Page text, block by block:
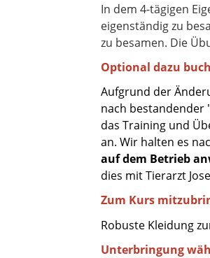
In dem 4-tägigen
eigenständig zu
zu besamen. Die
Optional dazu
Aufgrund der
nach bestandender
das Training und
an. Wir halten es
auf dem Betrieb
dies mit Tierarzt
Zum Kurs
Robuste Kleidung
Unterbringung